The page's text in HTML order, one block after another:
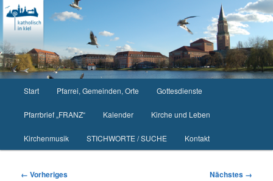
Zum
primären
Inhalt
springen
Start Pfarrei, Gemeinden, Orte Gottesdienste
Pfarrbrief „FRANZ“ Kalender Kirche und Leben
Kirchenmusik STICHWORTE / SUCHE Kontakt
Bilder-
← Vorheriges Nächstes →